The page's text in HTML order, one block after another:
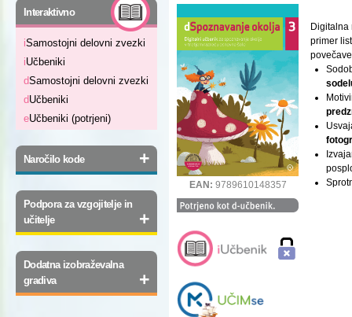
Interaktivno -
iSamostojni delovni zvezki
iUčbeniki
dSamostojni delovni zvezki
dUčbeniki
eUčbeniki (potrjeni)
Naročilo kode +
Podpora za vzgojitelje in
učitelje
+
Dodatna izobraževalna
gradiva
+
EAN: 9789610148357
Digitalna
primer